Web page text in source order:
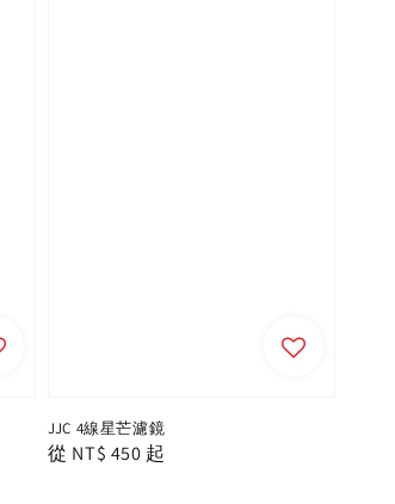
JJC 4線星芒濾鏡
Regular
從 NT$ 450 起